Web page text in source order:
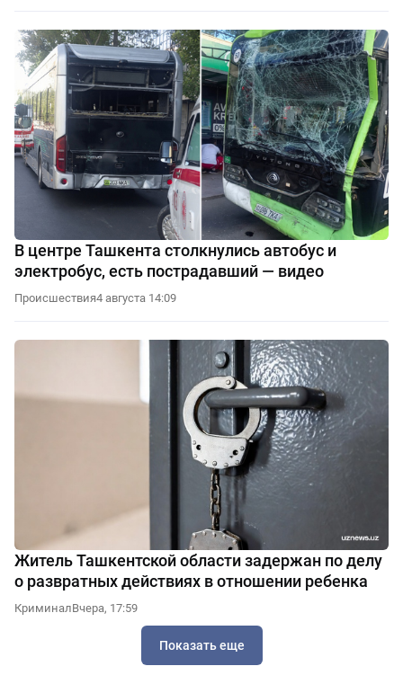
В центре Ташкента столкнулись автобус и
электробус, есть пострадавший — видео
Происшествия4 августа 14:09
Житель Ташкентской области задержан по делу
о развратных действиях в отношении ребенка
КриминалВчера, 17:59
Показать еще